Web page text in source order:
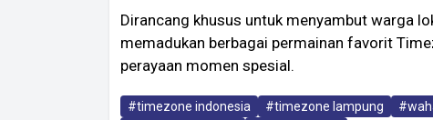
Dirancang khusus untuk menyambut warga
memadukan berbagai permainan favorit
perayaan momen spesial.
#timezone indonesia #timezone lampung